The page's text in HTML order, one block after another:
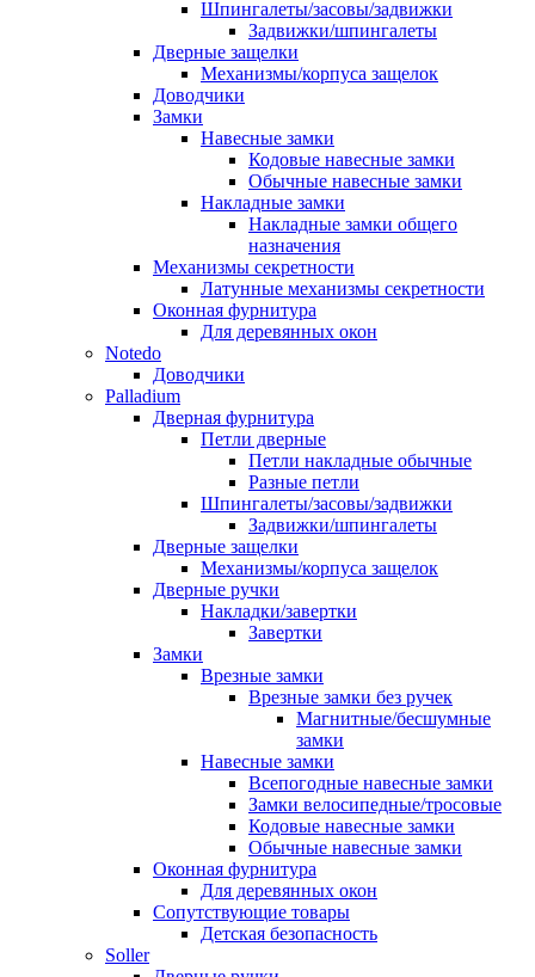
Шпингалеты/засовы/задвижки
Задвижки/шпингалеты
Дверные защелки
Механизмы/корпуса защелок
Доводчики
Замки
Навесные замки
Кодовые навесные замки
Обычные навесные замки
Накладные замки
Накладные замки общего
назначения
Механизмы секретности
Латунные механизмы секретности
Оконная фурнитура
Для деревянных окон
Notedo
Доводчики
Palladium
Дверная фурнитура
Петли дверные
Петли накладные обычные
Разные петли
Шпингалеты/засовы/задвижки
Задвижки/шпингалеты
Дверные защелки
Механизмы/корпуса защелок
Дверные ручки
Накладки/завертки
Завертки
Замки
Врезные замки
Врезные замки без ручек
Магнитные/бесшумные
замки
Навесные замки
Всепогодные навесные замки
Замки велосипедные/тросовые
Кодовые навесные замки
Обычные навесные замки
Оконная фурнитура
Для деревянных окон
Сопутствующие товары
Детская безопасность
Soller